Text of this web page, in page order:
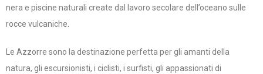
nera e piscine naturali create dal lavoro secolare dell’oceano sulle
rocce vulcaniche.
Le Azzorre sono la destinazione perfetta per gli amanti della
natura, gli escursionisti, i ciclisti, i surfisti, gli appassionati di